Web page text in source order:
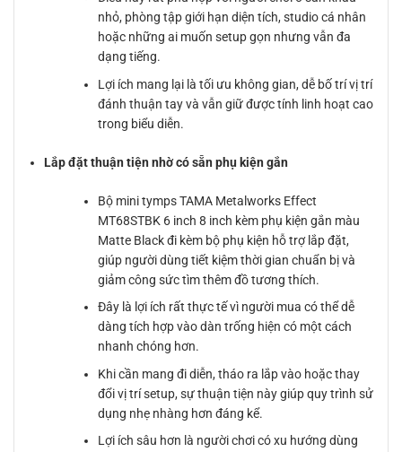
nhỏ, phòng tập giới hạn diện tích, studio cá nhân
hoặc những ai muốn setup gọn nhưng vẫn đa
dạng tiếng.
Lợi ích mang lại là tối ưu không gian, dễ bố trí vị trí
đánh thuận tay và vẫn giữ được tính linh hoạt cao
trong biểu diễn.
Lắp đặt thuận tiện nhờ có sẵn phụ kiện gắn
Bộ mini tymps TAMA Metalworks Effect
MT68STBK 6 inch 8 inch kèm phụ kiện gắn màu
Matte Black đi kèm bộ phụ kiện hỗ trợ lắp đặt,
giúp người dùng tiết kiệm thời gian chuẩn bị và
giảm công sức tìm thêm đồ tương thích.
Đây là lợi ích rất thực tế vì người mua có thể dễ
dàng tích hợp vào dàn trống hiện có một cách
nhanh chóng hơn.
Khi cần mang đi diễn, tháo ra lắp vào hoặc thay
đổi vị trí setup, sự thuận tiện này giúp quy trình sử
dụng nhẹ nhàng hơn đáng kể.
Lợi ích sâu hơn là người chơi có xu hướng dùng